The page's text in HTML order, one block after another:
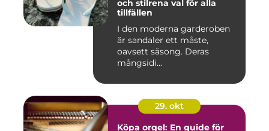
och stilrena val för alla
tillfällen
I den moderna garderoben
är sandaler ett måste,
oavsett säsong. Deras
mångsidi...
29. okt
Köpa orgel: En guide för